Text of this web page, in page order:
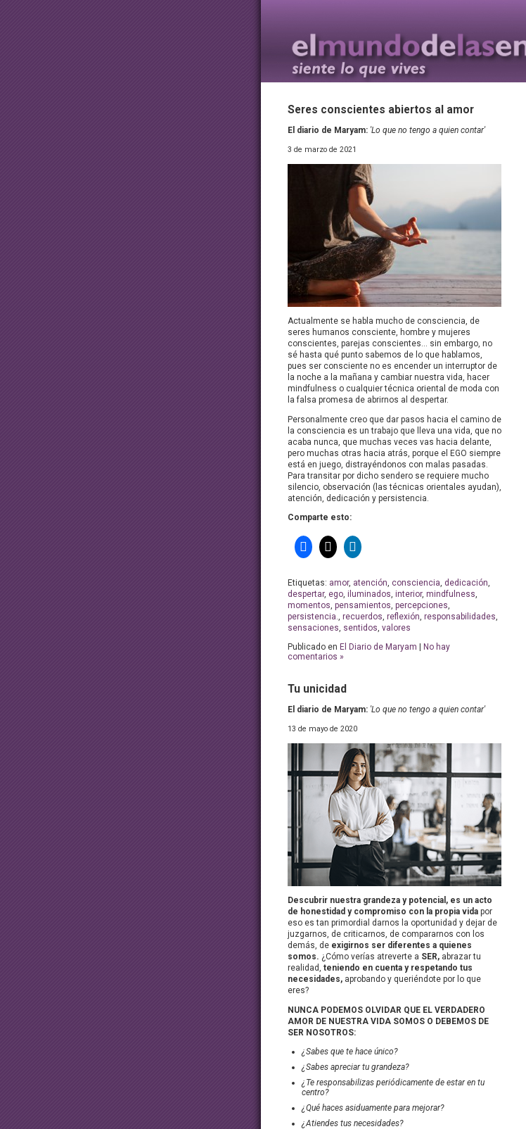
Seres conscientes abiertos al amor
El diario de Maryam: 'Lo que no tengo a quien contar'
3 de marzo de 2021
Actualmente se habla mucho de consciencia, de
seres humanos consciente, hombre y mujeres
conscientes, parejas conscientes… sin embargo, no
sé hasta qué punto sabemos de lo que hablamos,
pues ser consciente no es encender un interruptor de
la noche a la mañana y cambiar nuestra vida, hacer
mindfulness o cualquier técnica oriental de moda con
la falsa promesa de abrirnos al despertar.
Personalmente creo que dar pasos hacia el camino de
la consciencia es un trabajo que lleva una vida, que no
acaba nunca, que muchas veces vas hacia delante,
pero muchas otras hacia atrás, porque el EGO siempre
está en juego, distrayéndonos con malas pasadas.
Para transitar por dicho sendero se requiere mucho
silencio, observación (las técnicas orientales ayudan),
atención, dedicación y persistencia.
Comparte esto:
Etiquetas: amor, atención, consciencia, dedicación,
despertar, ego, iluminados, interior, mindfulness,
momentos, pensamientos, percepciones,
persistencia., recuerdos, reflexión, responsabilidades,
sensaciones, sentidos, valores
Publicado en El Diario de Maryam
No hay
comentarios »
Tu unicidad
El diario de Maryam: 'Lo que no tengo a quien contar'
13 de mayo de 2020
Descubrir nuestra grandeza y potencial, es un acto
de honestidad y compromiso con la propia vida por
eso es tan primordial darnos la oportunidad y dejar de
juzgarnos, de criticarnos, de compararnos con los
demás, de exigirnos ser diferentes a quienes
somos. ¿Cómo verías atreverte a SER, abrazar tu
realidad, teniendo en cuenta y respetando tus
necesidades, aprobando y queriéndote por lo que
eres?
NUNCA PODEMOS OLVIDAR QUE EL VERDADERO
AMOR DE NUESTRA VIDA SOMOS O DEBEMOS DE
SER NOSOTROS:
¿Sabes que te hace único?
¿Sabes apreciar tu grandeza?
¿Te responsabilizas periódicamente de estar en tu
centro?
¿Qué haces asiduamente para mejorar?
¿Atiendes tus necesidades?